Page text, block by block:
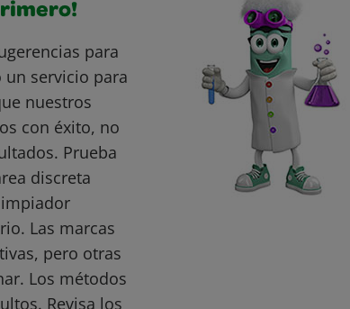
para
servicio para
nuestros
con éxito, no
Prueba
discreta
Las marcas
pero otras
Los métodos
Revisa los